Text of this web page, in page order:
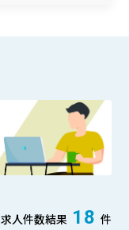
求人件数結果 18 件